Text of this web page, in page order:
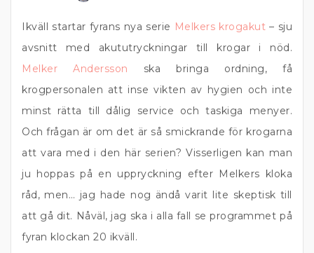
Ikväll startar fyrans nya serie Melkers krogakut – sju
avsnitt med akututryckningar till krogar i nöd.
Melker Andersson ska bringa ordning, få
krogpersonalen att inse vikten av hygien och inte
minst rätta till dålig service och taskiga menyer.
Och frågan är om det är så smickrande för krogarna
att vara med i den här serien? Visserligen kan man
ju hoppas på en uppryckning efter Melkers kloka
råd, men… jag hade nog ändå varit lite skeptisk till
att gå dit. Nåväl, jag ska i alla fall se programmet på
fyran klockan 20 ikväll.